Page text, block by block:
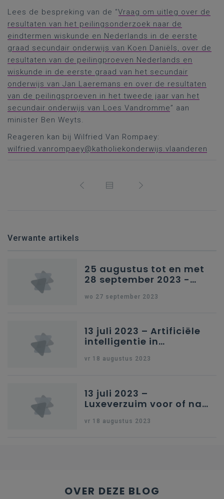
Lees de bespreking van de “Vraag om uitleg over de
resultaten van het peilingsonderzoek naar de
eindtermen wiskunde en Nederlands in de eerste
graad secundair onderwijs van Koen Daniëls, over de
resultaten van de peilingproeven Nederlands en
wiskunde in de eerste graad van het secundair
onderwijs van Jan Laeremans en over de resultaten
van de peilingsproeven in het tweede jaar van het
secundair onderwijs van Loes Vandromme” aan
minister Ben Weyts.
Reageren kan bij Wilfried Van Rompaey:
wilfried.vanrompaey@katholiekonderwijs.vlaanderen
Verwante artikels
25 augustus tot en met
28 september 2023 -
wo 27 september 2023
13 juli 2023 – Artificiële
intelligentie in
vr 18 augustus 2023
13 juli 2023 –
Luxeverzuim voor of na
vr 18 augustus 2023
OVER DEZE BLOG